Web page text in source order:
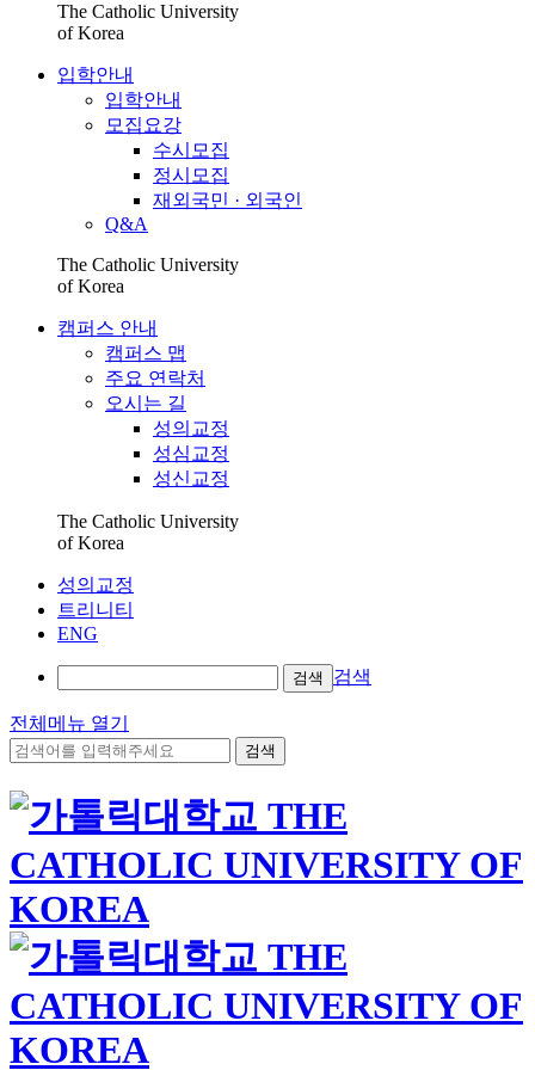
The Catholic University
of Korea
입학안내
입학안내
모집요강
수시모집
정시모집
재외국민 · 외국인
Q&A
The Catholic University
of Korea
캠퍼스 안내
캠퍼스 맵
주요 연락처
오시는 길
성의교정
성심교정
성신교정
The Catholic University
of Korea
성의교정
트리니티
ENG
검색 검색
전체메뉴 열기
검색